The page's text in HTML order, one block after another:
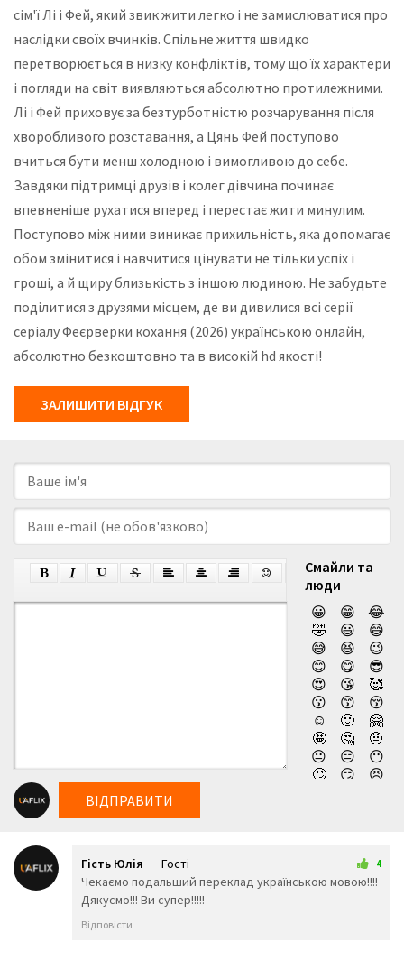
сім'ї Лі і Фей, який звик жити легко і не замислюватися про
наслідки своїх вчинків. Спільне життя швидко
перетворюється в низку конфліктів, тому що їх характери
і погляди на світ виявляються абсолютно протилежними.
Лі і Фей приховує за безтурботністю розчарування після
хворобливого розставання, а Цянь Фей поступово
вчиться бути менш холодною і вимогливою до себе.
Завдяки підтримці друзів і колег дівчина починає
впевненіше рухатися вперед і перестає жити минулим.
Поступово між ними виникає прихильність, яка допомагає
обом змінитися і навчитися цінувати не тільки успіх і
гроші, а й щиру близькість з іншою людиною. Не забудьте
поділитися з друзями місцем, де ви дивилися всі серії
серіалу Феєрверки кохання (2026) українською онлайн,
абсолютно безкоштовно та в високій hd якості!
ЗАЛИШИТИ ВІДГУК
Смайли та
люди
😀
😁
😂
🤣
😃
😄
😅
😆
😉
😊
😋
😎
😍
😘
🥰
😗
😙
😚
☺️
🙂
🤗
🤩
🤔
🤨
😐
😑
😶
🙄
😏
😣
😔
😕
🙃
🤑
ВІДПРАВИТИ
Гість Юлія
Гості
14 липня 2026 02:38
4
Чекаємо подальший переклад українською мовою!!!!
Дякуємо!!! Ви супер!!!!!
Відповісти